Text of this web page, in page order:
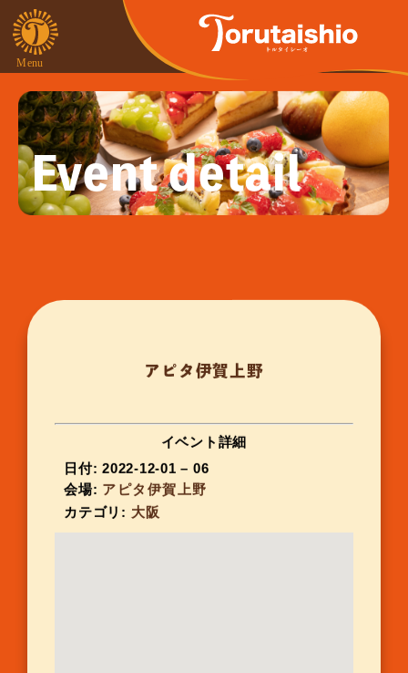
Event detail
アピタ伊賀上野
イベント詳細
日付: 2022-12-01 – 06
会場: アピタ伊賀上野
カテゴリ: 大阪